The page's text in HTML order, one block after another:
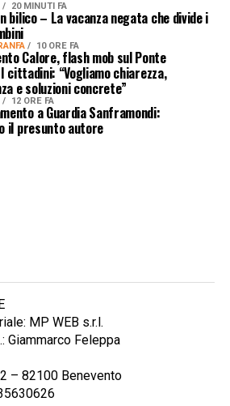
20 MINUTI FA
bilico – La vacanza negata che divide i
10 ORE FA
Calore, flash mob sul Ponte
cittadini: “Vogliamo chiarezza,
e soluzioni concrete”
12 ORE FA
a Guardia Sanframondi:
il presunto autore
MP WEB s.r.l.
Giammarco Feleppa
– 82100 Benevento